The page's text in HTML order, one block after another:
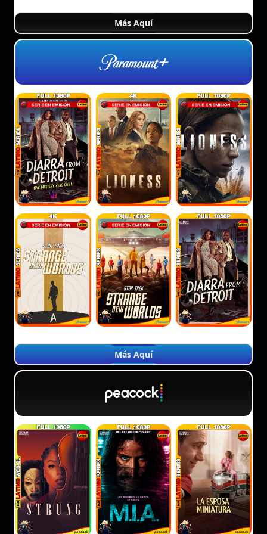
Más Aquí
Más Aquí